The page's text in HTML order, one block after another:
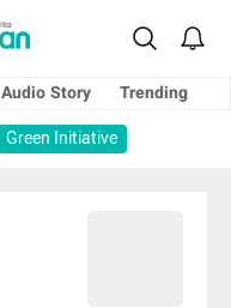
Audio Story
Trending
Green Initiative